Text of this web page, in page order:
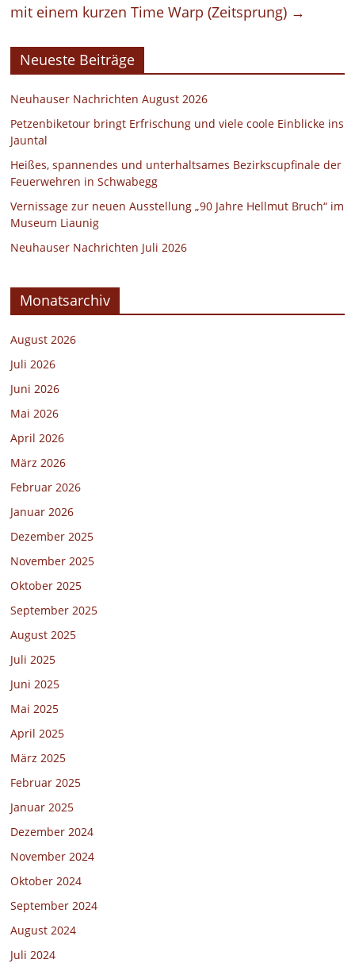
mit einem kurzen Time Warp (Zeitsprung) →
Neueste Beiträge
Neuhauser Nachrichten August 2026
Petzenbiketour bringt Erfrischung und viele coole Einblicke ins
Jauntal
Heißes, spannendes und unterhaltsames Bezirkscupfinale der
Feuerwehren in Schwabegg
Vernissage zur neuen Ausstellung „90 Jahre Hellmut Bruch“ im
Museum Liaunig
Neuhauser Nachrichten Juli 2026
Monatsarchiv
August 2026
Juli 2026
Juni 2026
Mai 2026
April 2026
März 2026
Februar 2026
Januar 2026
Dezember 2025
November 2025
Oktober 2025
September 2025
August 2025
Juli 2025
Juni 2025
Mai 2025
April 2025
März 2025
Februar 2025
Januar 2025
Dezember 2024
November 2024
Oktober 2024
September 2024
August 2024
Juli 2024